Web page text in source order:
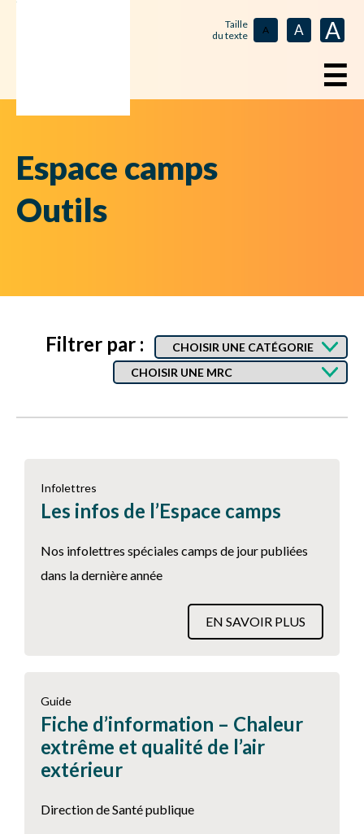
Taille
du texte
A A A
☰
Espace camps
Outils
Filtrer par :
Infolettres
Les infos de l’Espace camps
Nos infolettres spéciales camps de jour publiées
dans la dernière année
EN SAVOIR PLUS
Guide
Fiche d’information – Chaleur
extrême et qualité de l’air
extérieur
Direction de Santé publique